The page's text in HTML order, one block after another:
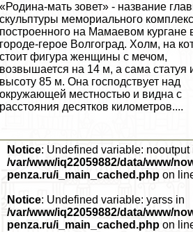
«Родина-мать зовет» - название
скульптуры мемориального
построенного на Мамаевом кургане
городе-герое Волгоград. Холм, на
стоит фигура женщины с мечом,
возвышается на 14 м, а сама статуя
высоту 85 м. Она господствует над
окружающей местностью и видна с
расстояния десятков километров....
Notice: Undefined variable: nooutput
/var/www/iq22059882/data/www/
penza.ru/i_main_cached.php on
Notice: Undefined variable: yarss in
/var/www/iq22059882/data/www/
penza.ru/i_main_cached.php on